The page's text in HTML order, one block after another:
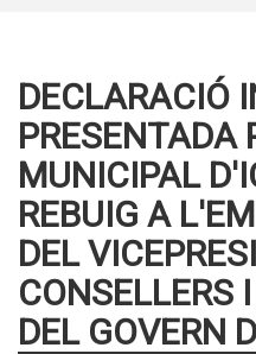
DECLARACIÓ
PRESENTADA
MUNICIPAL
REBUIG A
DEL
CONSELLERS
DEL GOVERN